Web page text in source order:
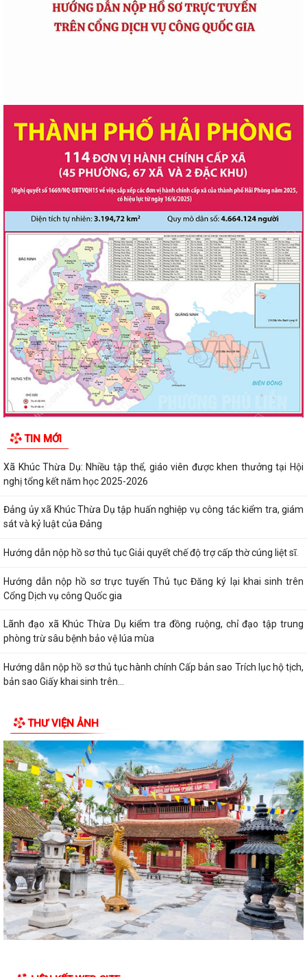
TIN MỚI
Xã Khúc Thừa Dụ: Nhiều tập thể, giáo viên được khen thưởng tại Hội
nghị tổng kết năm học 2025-2026
Đảng ủy xã Khúc Thừa Dụ tập huấn nghiệp vụ công tác kiểm tra, giám
sát và kỷ luật của Đảng
Hướng dẫn nộp hồ sơ thủ tục Giải quyết chế độ trợ cấp thờ cúng liệt sĩ.
Hướng dẫn nộp hồ sơ trực tuyến Thủ tục Đăng ký lại khai sinh trên
Cổng Dịch vụ công Quốc gia
Lãnh đạo xã Khúc Thừa Dụ kiểm tra đồng ruộng, chỉ đạo tập trung
phòng trừ sâu bệnh bảo vệ lúa mùa
Hướng dẫn nộp hồ sơ thủ tục hành chính Cấp bản sao Trích lục hộ tịch,
bản sao Giấy khai sinh trên...
THƯ VIỆN ẢNH